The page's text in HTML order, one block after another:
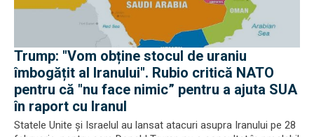
Trump: "Vom obține stocul de uraniu
îmbogățit al Iranului". Rubio critică NATO
pentru că "nu face nimic” pentru a ajuta SUA
în raport cu Iranul
Statele Unite și Israelul au lansat atacuri asupra Iranului pe 28